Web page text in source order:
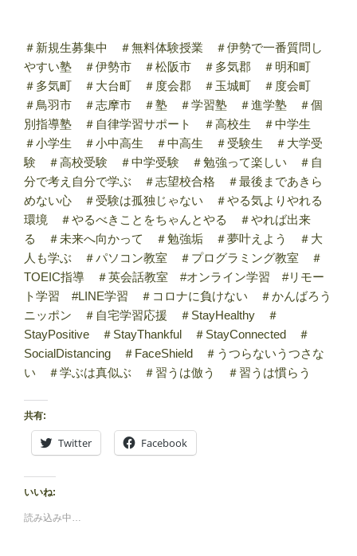
＃新規生募集中 ＃無料体験授業 ＃伊勢で一番質問し
やすい塾 ＃伊勢市 ＃松阪市 ＃多気郡 ＃明和町
＃多気町 ＃大台町 ＃度会郡 ＃玉城町 ＃度会町
＃鳥羽市 ＃志摩市 ＃塾 ＃学習塾 ＃進学塾 ＃個
別指導塾 ＃自律学習サポート ＃高校生 ＃中学生
＃小学生 ＃小中高生 ＃中高生 ＃受験生 ＃大学受
験 ＃高校受験 ＃中学受験 ＃勉強って楽しい ＃自
分で考え自分で学ぶ ＃志望校合格 ＃最後まであきら
めない心 ＃受験は孤独じゃない ＃やる気よりやれる
環境 ＃やるべきことをちゃんとやる ＃やれば出来
る ＃未来へ向かって ＃勉強垢 ＃夢叶えよう ＃大
人も学ぶ ＃パソコン教室 ＃プログラミング教室 ＃
TOEIC指導 ＃英会話教室 #オンライン学習 #リモー
ト学習 #LINE学習 ＃コロナに負けない ＃かんばろう
ニッポン ＃自宅学習応援 ＃StayHealthy ＃
StayPositive ＃StayThankful ＃StayConnected ＃
SocialDistancing ＃FaceShield ＃うつらないうつさな
い ＃学ぶは真似ぶ ＃習うは倣う ＃習うは慣らう
共有:
Twitter Facebook
いいね:
読み込み中…